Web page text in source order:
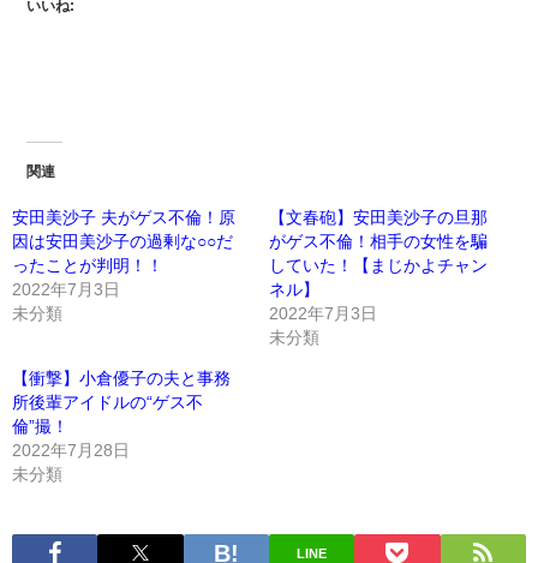
いいね:
関連
安田美沙子 夫がゲス不倫！原
因は安田美沙子の過剰な○○だ
ったことが判明！！
2022年7月3日
未分類
【文春砲】安田美沙子の旦那
がゲス不倫！相手の女性を騙
していた！【まじかよチャン
ネル】
2022年7月3日
未分類
【衝撃】小倉優子の夫と事務
所後輩アイドルの“ゲス不
倫”撮！
2022年7月28日
未分類
LINE